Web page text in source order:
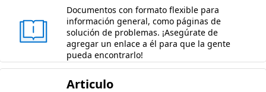
Documentos con formato flexible para
información general, como páginas de
solución de problemas. ¡Asegúrate de
agregar un enlace a él para que la gente
pueda encontrarlo!
Articulo